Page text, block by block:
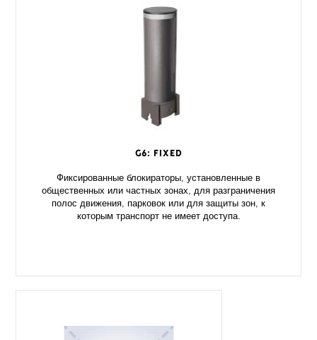
G6: FIXED
Фиксированные блокираторы, установленные в
общественных или частных зонах, для разграничения
полос движения, парковок или для защиты зон, к
которым транспорт не имеет доступа.